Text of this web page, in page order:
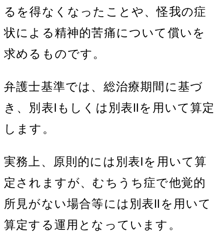
るを得なくなったことや、怪我の症
状による精神的苦痛について償いを
求めるものです。
弁護士基準では、総治療期間に基づ
き、別表Ⅰもしくは別表Ⅱを用いて算定
します。
実務上、原則的には別表Ⅰを用いて算
定されますが、むちうち症で他覚的
所見がない場合等には別表Ⅱを用いて
算定する運用となっています。